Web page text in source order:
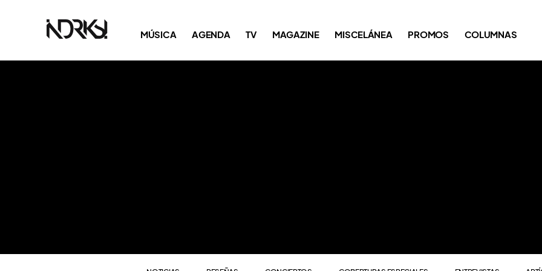
MÚSICA AGENDA TV MAGAZINE MISCELÁNEA PROMOS COLUMNAS